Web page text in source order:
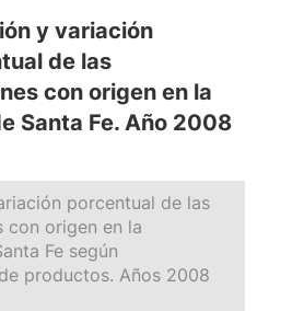
y variación
de las
con origen en la
Santa Fe. Año 2008
porcentual de las
con origen en la
Fe según
productos. Años 2008